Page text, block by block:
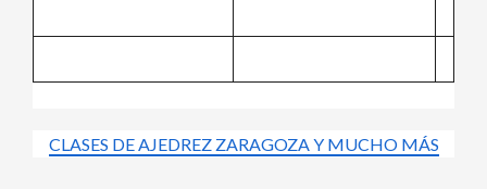
CLASES DE AJEDREZ ZARAGOZA Y MUCHO MÁS